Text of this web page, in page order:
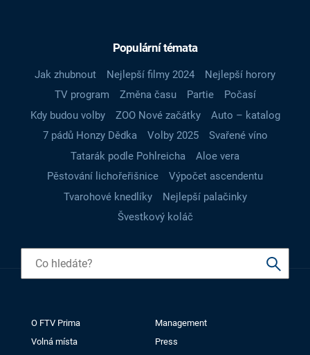
Populární témata
Jak zhubnout Nejlepší filmy 2024
Nejlepší horory
TV program
Změna času Partie
Počasí
Kdy budou volby
ZOO Nové začátky
Auto – katalog
7 pádů Honzy Dědka
Volby 2025
Svařené víno
Tatarák podle Pohlreicha
Aloe vera
Pěstování lichořeřišnice
Výpočet ascendentu
Tvarohové knedlíky
Nejlepší palačinky
Švestkový koláč
O FTV Prima
Management
Volná místa
Press